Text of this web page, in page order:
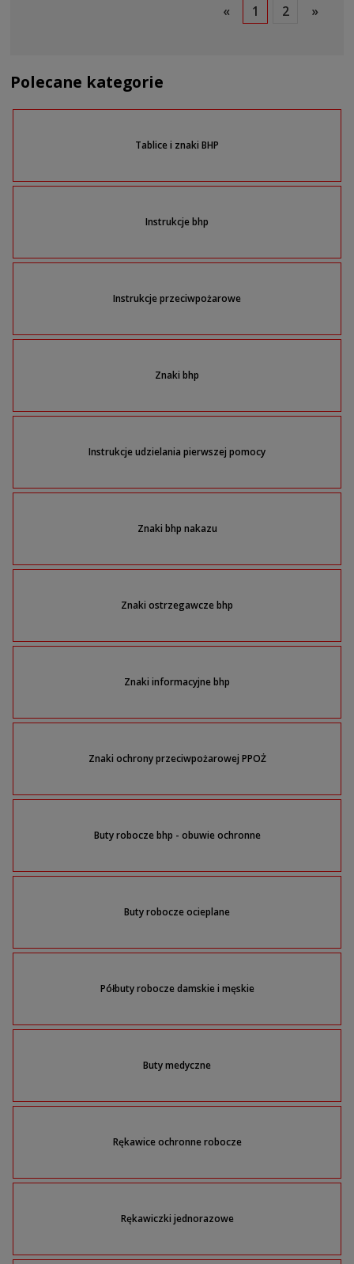
« 1 2 »
Polecane kategorie
Tablice i znaki BHP
Instrukcje bhp
Instrukcje przeciwpożarowe
Znaki bhp
Instrukcje udzielania pierwszej pomocy
Znaki bhp nakazu
Znaki ostrzegawcze bhp
Znaki informacyjne bhp
Znaki ochrony przeciwpożarowej PPOŻ
Buty robocze bhp - obuwie ochronne
Buty robocze ocieplane
Półbuty robocze damskie i męskie
Buty medyczne
Rękawice ochronne robocze
Rękawiczki jednorazowe